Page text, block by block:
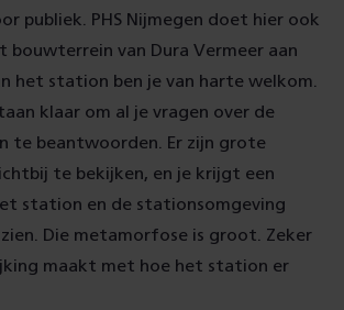
publiek. PHS Nijmegen doet hier ook
bouwterrein van Dura Vermeer aan
het station ben je van harte welkom.
klaar om al je vragen over de
te beantwoorden. Er zijn grote
te bekijken, en je krijgt een
station en de stationsomgeving
Die metamorfose is groot. Zeker
maakt met hoe het station er